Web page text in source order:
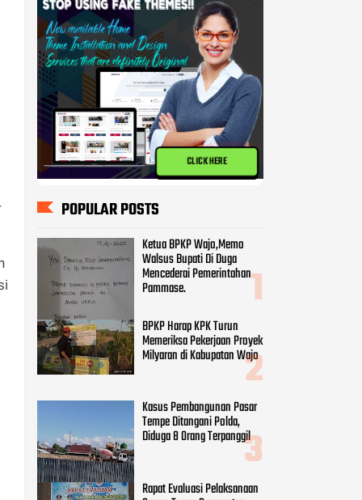
POPULAR POSTS
Ketua BPKP Wajo,Memo
Walsus Bupati Di Duga
Mencederai Pemerintahan
Pammase.
BPKP Harap KPK Turun
Memeriksa Pekerjaan Proyek
Milyaran di Kabupatan Wajo
Kasus Pembangunan Pasar
Tempe Ditangani Polda,
Diduga 8 Orang Terpanggil
Rapat Evaluasi Pelaksanaan
Gogus Tugas Percepatan
Penanganan Covid 19 Kab
Wajo
Oknum ASN Pemkab Wajo
diduga Selingkuh, Sering
Berbuat Tidak "Senonoh"
Dimobil, Parkiran Kantor
Bupati
CATEGORIES